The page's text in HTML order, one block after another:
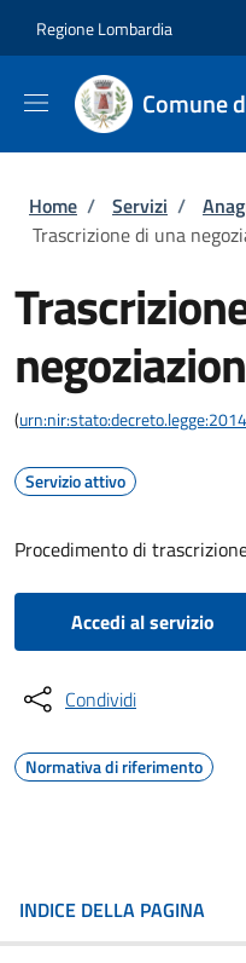
Regione Lombardia
Comune
Briciole di
Home / Servizi /
Trascrizione di una
(
Servizio attivo
Procedimento di
Accedi al servizio
Condividi
Normativa di riferimento
INDICE DELLA PAGINA